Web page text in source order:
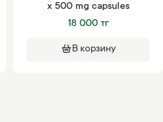
x 500 mg capsules
18 000 тг
В корзину